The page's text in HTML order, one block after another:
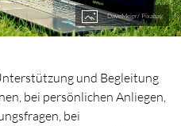
DaveMeier/ Pixabay
und Begleitung
bei persönlichen Anliegen,
bei